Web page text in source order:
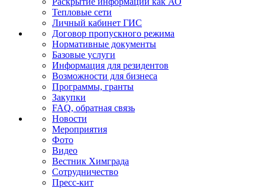
Тепловые сети
Личный кабинет ГИС
Договор пропускного режима
Нормативные документы
Базовые услуги
Информация для резидентов
Возможности для бизнеса
Программы, гранты
Закупки
FAQ, обратная связь
Новости
Мероприятия
Фото
Видео
Вестник Химграда
Сотрудничество
Пресс-кит